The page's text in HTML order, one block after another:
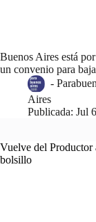
Buenos Aires está
un convenio para
-
Aires
Publicada: Jul
Vuelve del Productor
bolsillo